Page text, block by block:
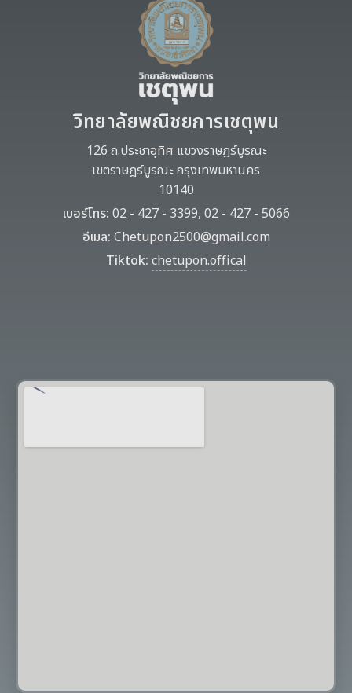
วิทยาลัยพณิชยการเชตุพน
126 ถ.ประชาอุทิศ แขวงราษฎร์บูรณะ
เขตราษฎร์บูรณะ กรุงเทพมหานคร
10140
เบอร์โทร: 02 - 427 - 3399, 02 - 427 - 5066
อีเมล: Chetupon2500@gmail.com
Tiktok: chetupon.offical